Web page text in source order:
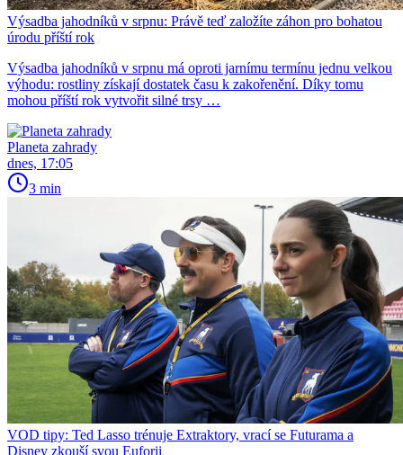
Výsadba jahodníků v srpnu: Právě teď založíte záhon pro bohatou
úrodu příští rok
Výsadba jahodníků v srpnu má oproti jarnímu termínu jednu velkou
výhodu: rostliny získají dostatek času k zakořenění. Díky tomu
mohou příští rok vytvořit silné trsy …
Planeta zahrady
dnes, 17:05
3 min
VOD tipy: Ted Lasso trénuje Extraktory, vrací se Futurama a
Disney zkouší svou Euforii